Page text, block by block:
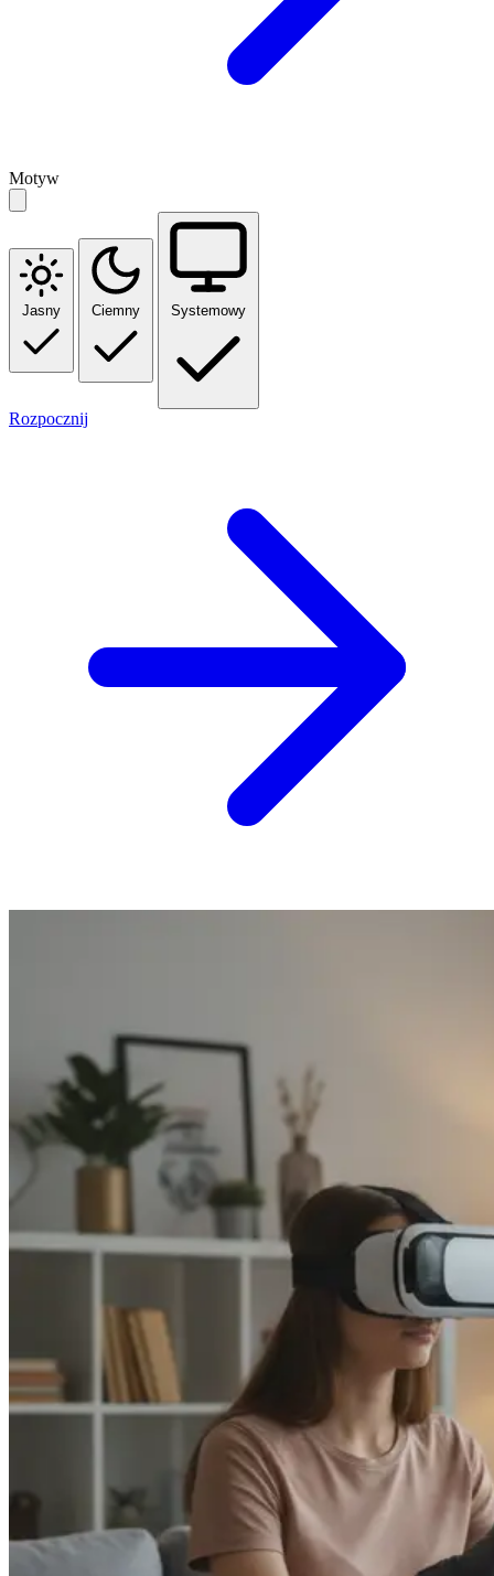
Motyw
Jasny Ciemny Systemowy
Rozpocznij